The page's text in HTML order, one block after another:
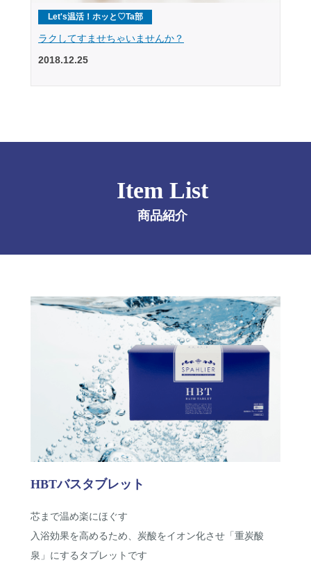
Let's温活！ホッと♡Ta部
ラクしてすませちゃいませんか？
2018.12.25
Item List
商品紹介
HBTバスタブレット
芯まで温め楽にほぐす
入浴効果を高めるため、炭酸をイオン化させ「重炭酸
泉」にするタブレットです